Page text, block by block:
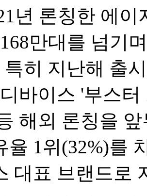
년 론칭한 에
만대를 넘기
특히 지난해 출
바이스 '부스
해외 론칭을
율 1위(32%)를
대표 브랜드로